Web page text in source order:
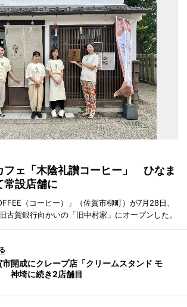
フェ「木陰礼讃コーヒー」 ひなま
常設店舗に
（コーヒー）」（佐賀市柳町）が7月28日、
古賀銀行向かいの「旧中村家」にオープンした。
市開成にクレープ店「クリームスタンド モ
神埼に続き2店舗目